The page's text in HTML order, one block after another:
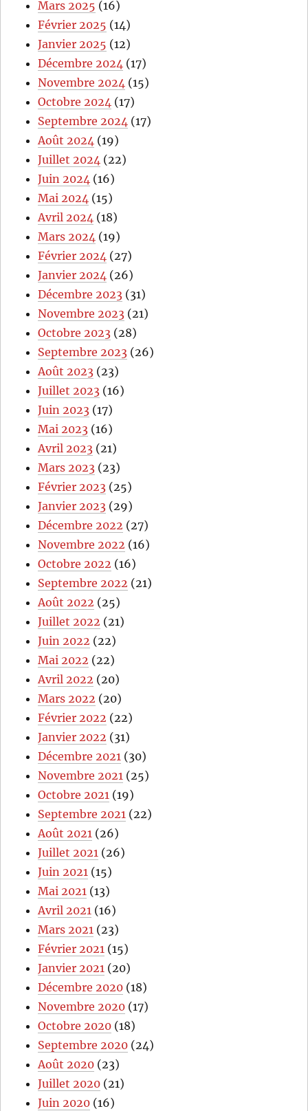
Mars 2025 (16)
Février 2025 (14)
Janvier 2025 (12)
Décembre 2024 (17)
Novembre 2024 (15)
Octobre 2024 (17)
Septembre 2024 (17)
Août 2024 (19)
Juillet 2024 (22)
Juin 2024 (16)
Mai 2024 (15)
Avril 2024 (18)
Mars 2024 (19)
Février 2024 (27)
Janvier 2024 (26)
Décembre 2023 (31)
Novembre 2023 (21)
Octobre 2023 (28)
Septembre 2023 (26)
Août 2023 (23)
Juillet 2023 (16)
Juin 2023 (17)
Mai 2023 (16)
Avril 2023 (21)
Mars 2023 (23)
Février 2023 (25)
Janvier 2023 (29)
Décembre 2022 (27)
Novembre 2022 (16)
Octobre 2022 (16)
Septembre 2022 (21)
Août 2022 (25)
Juillet 2022 (21)
Juin 2022 (22)
Mai 2022 (22)
Avril 2022 (20)
Mars 2022 (20)
Février 2022 (22)
Janvier 2022 (31)
Décembre 2021 (30)
Novembre 2021 (25)
Octobre 2021 (19)
Septembre 2021 (22)
Août 2021 (26)
Juillet 2021 (26)
Juin 2021 (15)
Mai 2021 (13)
Avril 2021 (16)
Mars 2021 (23)
Février 2021 (15)
Janvier 2021 (20)
Décembre 2020 (18)
Novembre 2020 (17)
Octobre 2020 (18)
Septembre 2020 (24)
Août 2020 (23)
Juillet 2020 (21)
Juin 2020 (16)